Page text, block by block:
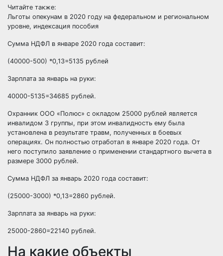
Читайте также:
Льготы опекунам в 2020 году на федеральном и региональном
уровне, индексация пособия
Сумма НДФЛ в январе 2020 года составит:
(40000-500) *0,13=5135 рублей
Зарплата за январь на руки:
40000-5135=34685 рублей.
Охранник ООО «Полюс» с окладом 25000 рублей является
инвалидом 3 группы, при этом инвалидность ему была
установлена в результате травм, полученных в боевых
операциях. Он полностью отработал в январе 2020 года. От
него поступило заявление о применении стандартного вычета в
размере 3000 рублей.
Сумма НДФЛ за январь 2020 года составит:
(25000-3000) *0,13=2860 рублей.
Зарплата за январь на руки:
25000-2860=22140 рублей.
На какие объекты